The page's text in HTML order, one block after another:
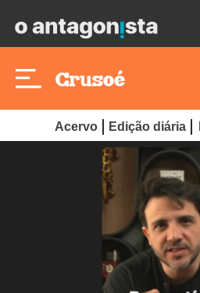
Acervo Edição diária